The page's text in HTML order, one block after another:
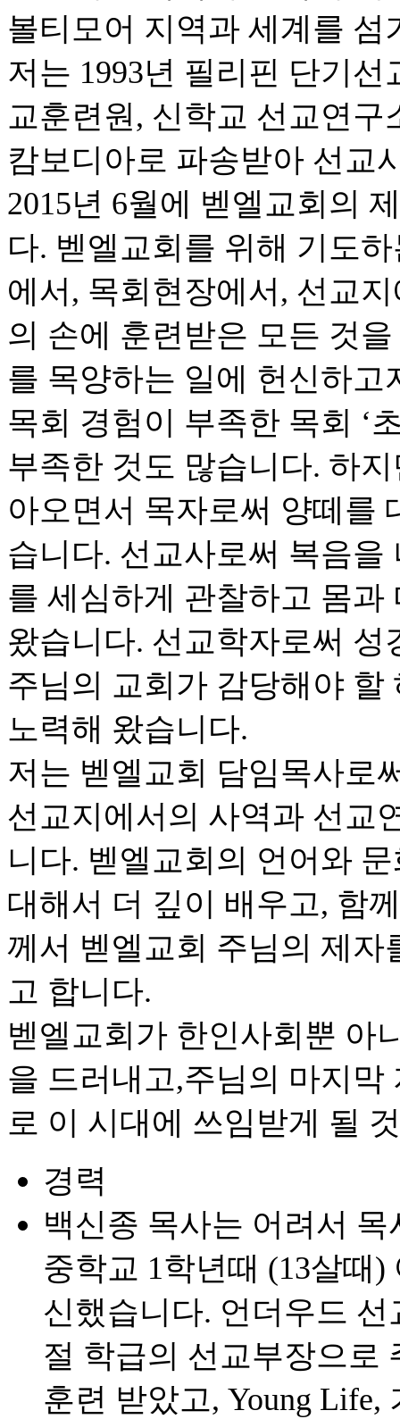
볼티모어 지역과 세계를
저는 1993년 필리핀 단기
교훈련원, 신학교 선교연구
캄보디아로 파송받아 선교
2015년 6월에 벧엘교회의
다. 벧엘교회를 위해 기도
에서, 목회현장에서, 선교
의 손에 훈련받은 모든 것
를 목양하는 일에 헌신하
목회 경험이 부족한 목회 ‘
부족한 것도 많습니다. 하
아오면서 목자로써 양떼를
습니다. 선교사로써 복음
를 세심하게 관찰하고 몸
왔습니다. 선교학자로써
주님의 교회가 감당해야
노력해 왔습니다.
저는 벧엘교회 담임목사로
선교지에서의 사역과 선교
니다. 벧엘교회의 언어와
대해서 더 깊이 배우고, 함
께서 벧엘교회 주님의 제
고 합니다.
벧엘교회가 한인사회뿐 아
을 드러내고,주님의 마지
로 이 시대에 쓰임받게 될
경력
백신종 목사는 어려서
중학교 1학년때 (13살때
신했습니다. 언더우드
절 학급의 선교부장으로
훈련 받았고, Young